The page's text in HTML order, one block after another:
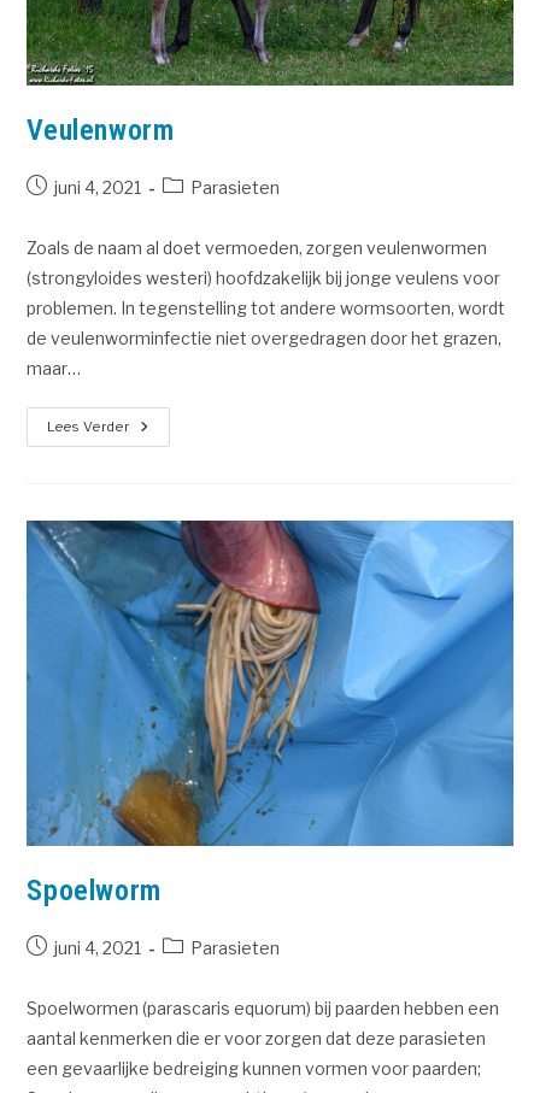
Veulenworm
juni 4, 2021 Parasieten
Zoals de naam al doet vermoeden, zorgen veulenwormen
(strongyloides westeri) hoofdzakelijk bij jonge veulens voor
problemen. In tegenstelling tot andere wormsoorten, wordt
de veulenworminfectie niet overgedragen door het grazen,
maar…
Lees Verder
Spoelworm
juni 4, 2021 Parasieten
Spoelwormen (parascaris equorum) bij paarden hebben een
aantal kenmerken die er voor zorgen dat deze parasieten
een gevaarlijke bedreiging kunnen vormen voor paarden;